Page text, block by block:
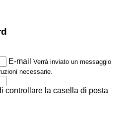
E-mail Verrà inviato un messaggio
necessarie.
controllare la casella di posta